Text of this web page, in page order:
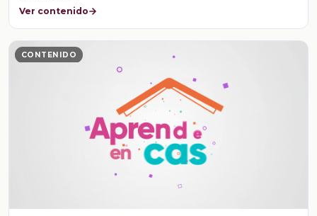
Ver contenido
CONTENIDO